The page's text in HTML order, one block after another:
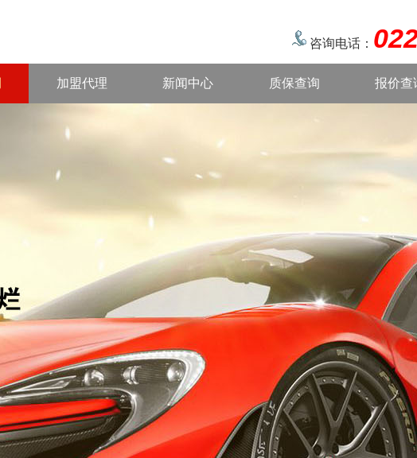
咨询电话：
加盟代理 新闻中心 质保查询 报价查